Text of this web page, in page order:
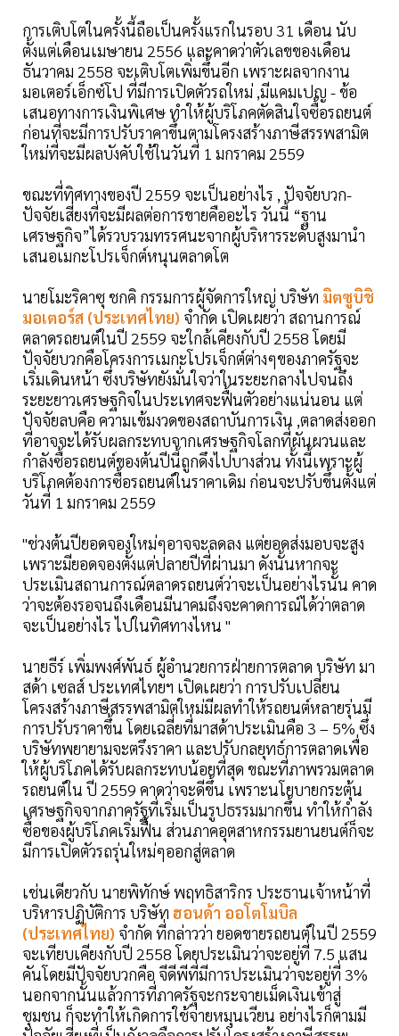
การเติบโตในครั้งนี้ถือเป็นครั้งแรกในรอบ 31 เดือน นับ
ตั้งแต่เดือนเมษายน 2556 และคาดว่าตัวเลขของเดือน
ธันวาคม 2558 จะเติบโตเพิ่มขึ้นอีก เพราะผลจากงาน
มอเตอร์เอ็กซ์โป ที่มีการเปิดตัวรถใหม่ ,มีแคมเปญ - ข้อ
เสนอทางการเงินพิเศษ ทำให้ผู้บริโภคตัดสินใจซื้อรถยนต์
ก่อนที่จะมีการปรับราคาขึ้นตามโครงสร้างภาษีสรรพสามิต
ใหม่ที่จะมีผลบังคับใช้ในวันที่ 1 มกราคม 2559
ขณะที่ทิศทางของปี 2559 จะเป็นอย่างไร , ปัจจัยบวก-
ปัจจัยเสี่ยงที่จะมีผลต่อการขายคืออะไร วันนี้ “ฐาน
เศรษฐกิจ”ได้รวบรวมทรรศนะจากผู้บริหารระดับสูงมานำ
เสนอเมกะโปรเจ็กต์หนุนตลาดโต
นายโมะริคาซุ ชกคิ กรรมการผู้จัดการใหญ่ บริษัท มิตซูบิชิ
มอเตอร์ส (ประเทศไทย) จำกัด เปิดเผยว่า สถานการณ์
ตลาดรถยนต์ในปี 2559 จะใกล้เคียงกับปี 2558 โดยมี
ปัจจัยบวกคือโครงการเมกะโปรเจ็กต์ต่างๆของภาครัฐจะ
เริ่มเดินหน้า ซึ่งบริษัทยังมั่นใจว่าในระยะกลางไปจนถึง
ระยะยาวเศรษฐกิจในประเทศจะฟื้นตัวอย่างแน่นอน แต่
ปัจจัยลบคือ ความเข้มงวดของสถาบันการเงิน ,ตลาดส่งออก
ที่อาจจะได้รับผลกระทบจากเศรษฐกิจโลกที่ผันผวนและ
กำลังซื้อรถยนต์ของต้นปีนี้ถูกดึงไปบางส่วน ทั้งนี้เพราะผู้
บริโภคต้องการซื้อรถยนต์ในราคาเดิม ก่อนจะปรับขึ้นตั้งแต่
วันที่ 1 มกราคม 2559
"ช่วงต้นปียอดจองใหม่ๆอาจจะลดลง แต่ยอดส่งมอบจะสูง
เพราะมียอดจองตั้งแต่ปลายปีที่ผ่านมา ดังนั้นหากจะ
ประเมินสถานการณ์ตลาดรถยนต์ว่าจะเป็นอย่างไรนั้น คาด
ว่าจะต้องรอจนถึงเดือนมีนาคมถึงจะคาดการณ์ได้ว่าตลาด
จะเป็นอย่างไร ไปในทิศทางไหน "
นายธีร์ เพิ่มพงศ์พันธ์ ผู้อำนวยการฝ่ายการตลาด บริษัท มา
สด้า เซลส์ ประเทศไทยฯ เปิดเผยว่า การปรับเปลี่ยน
โครงสร้างภาษีสรรพสามิตใหม่มีผลทำให้รถยนต์หลายรุ่นมี
การปรับราคาขึ้น โดยเฉลี่ยที่มาสด้าประเมินคือ 3 – 5% ซึ่ง
บริษัทพยายามจะตรึงราคา และปรับกลยุทธ์การตลาดเพื่อ
ให้ผู้บริโภคได้รับผลกระทบน้อยที่สุด ขณะที่ภาพรวมตลาด
รถยนต์ใน ปี 2559 คาดว่าจะดีขึ้น เพราะนโยบายกระตุ้น
เศรษฐกิจจากภาครัฐที่เริ่มเป็นรูปธรรมมากขึ้น ทำให้กำลัง
ซื้อของผู้บริโภคเริ่มฟื้น ส่วนภาคอุตสาหกรรมยานยนต์ก็จะ
มีการเปิดตัวรถรุ่นใหม่ๆออกสู่ตลาด
เช่นเดียวกับ นายพิทักษ์ พฤทธิสาริกร ประธานเจ้าหน้าที่
บริหารปฏิบัติการ บริษัท ฮอนด้า ออโตโมบิล
(ประเทศไทย) จำกัด ที่กล่าวว่า ยอดขายรถยนต์ในปี 2559
จะเทียบเคียงกับปี 2558 โดยประเมินว่าจะอยู่ที่ 7.5 แสน
คันโดยมีปัจจัยบวกคือ จีดีพีที่มีการประเมินว่าจะอยู่ที่ 3%
นอกจากนั้นแล้วการที่ภาครัฐจะกระจายเม็ดเงินเข้าสู่
ชุมชน ก็จะทำให้เกิดการใช้จ่ายหมุนเวียน อย่างไรก็ตามมี